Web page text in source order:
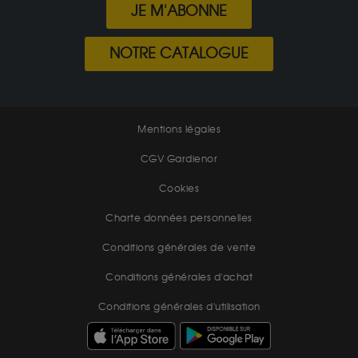
JE M'ABONNE
NOTRE CATALOGUE
Mentions légales
CGV Gardienor
Cookies
Charte données personnelles
Conditions générales de vente
Conditions générales d'achat
Conditions générales d'utilisation